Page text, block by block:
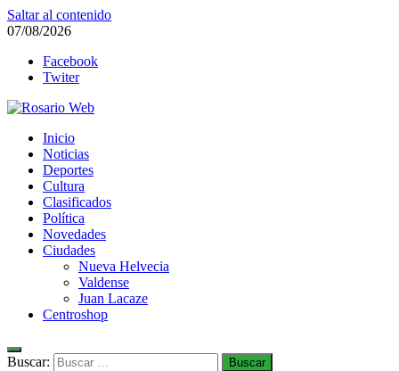
Saltar al contenido
07/08/2026
Facebook
Twiter
Rosario Web
Todas la noticias de Rosario y la zona
Inicio
Noticias
Deportes
Cultura
Clasificados
Política
Novedades
Ciudades
Nueva Helvecia
Valdense
Juan Lacaze
Centroshop
Buscar: